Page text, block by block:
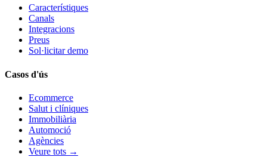
Característiques
Canals
Integracions
Preus
Sol·licitar demo
Casos d'ús
Ecommerce
Salut i clíniques
Immobiliària
Automoció
Agències
Veure tots →